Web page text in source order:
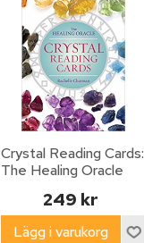
Crystal Reading Cards:
The Healing Oracle
249 kr